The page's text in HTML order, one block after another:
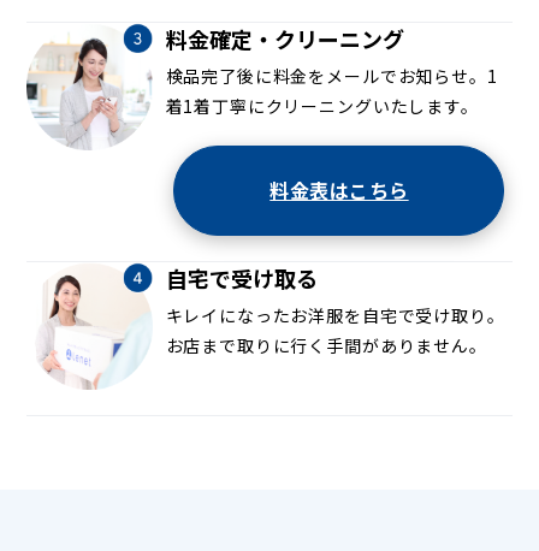
料金確定・クリーニング
検品完了後に料金をメールでお知らせ。1
着1着丁寧にクリーニングいたします。
料金表はこちら
自宅で受け取る
キレイになったお洋服を自宅で受け取り。
お店まで取りに行く手間がありません。